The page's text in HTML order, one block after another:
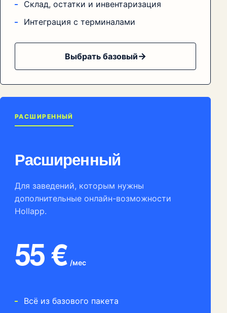
Склад, остатки и инвентаризация
Интеграция с терминалами
Выбрать базовый
РАСШИРЕННЫЙ
Расширенный
Для заведений, которым нужны
дополнительные онлайн-возможности
Hollapp.
55 € /мес
Всё из базового пакета